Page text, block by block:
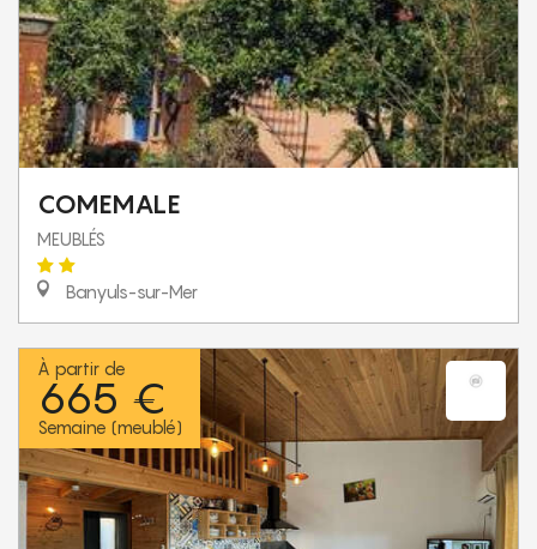
COMEMALE
MEUBLÉS
Banyuls-sur-Mer
À partir de
665 €
Semaine (meublé)